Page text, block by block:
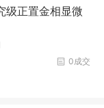
级正置金相显微
0成交